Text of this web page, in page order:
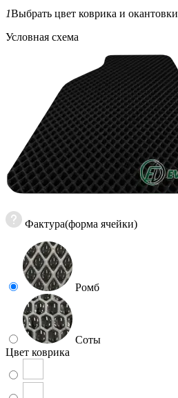
1Выбрать цвет коврика и окантовки
Условная схема
Фактура(форма ячейки)
Ромб
Соты
Цвет коврика